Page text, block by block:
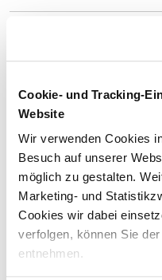
Cookie- und Tracking-
Website
Wir verwenden Cookies
Besuch auf unserer
möglich zu gestalten.
Marketing- und
Cookies wir dabei
verfolgen, können Sie
entnehmen.
Was bedeutet „unter
Berchtesgaden?
Was gilt für Personen
Ist der Besuch im